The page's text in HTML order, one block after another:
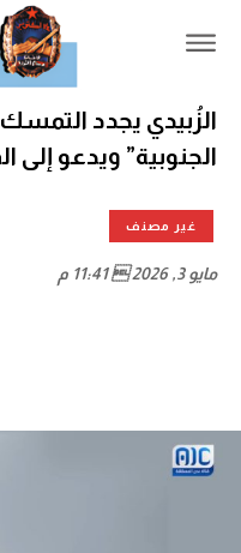
الزُبيدي يجدد التمسك
الجنوبية” ويدعو إلى
غير مصنف
مايو 3, 2026  11:41 م